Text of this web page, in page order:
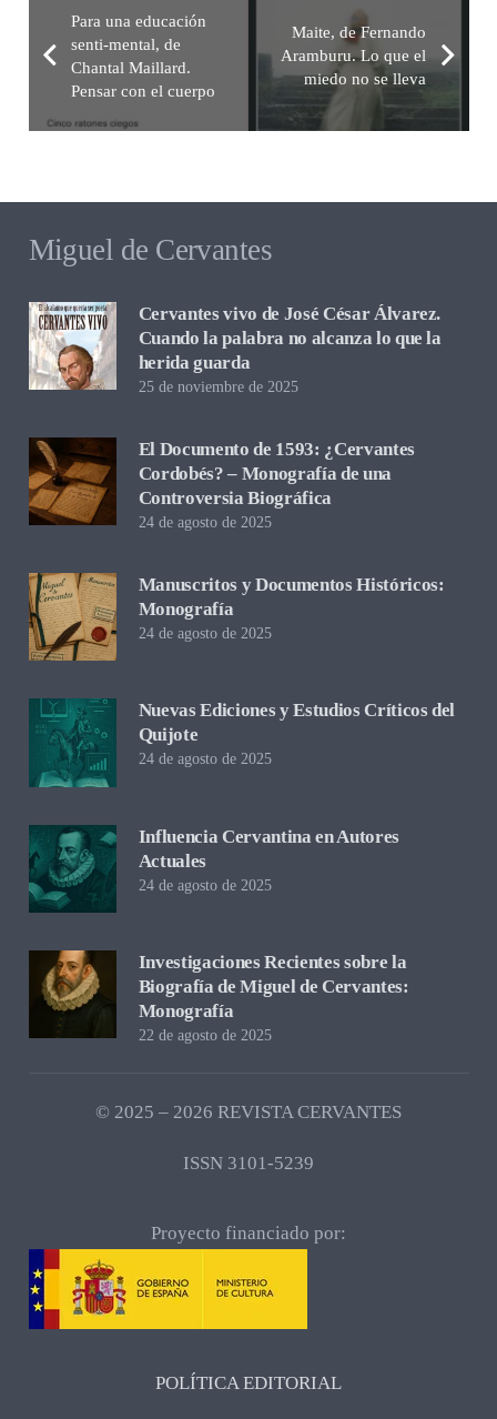
Para una educación
senti-mental, de
Chantal Maillard.
Pensar con el cuerpo
Maite, de Fernando
Aramburu. Lo que el
miedo no se lleva
Miguel de Cervantes
Cervantes vivo de José César Álvarez.
Cuando la palabra no alcanza lo que la
herida guarda
25 de noviembre de 2025
El Documento de 1593: ¿Cervantes
Cordobés? – Monografía de una
Controversia Biográfica
24 de agosto de 2025
Manuscritos y Documentos Históricos:
Monografía
24 de agosto de 2025
Nuevas Ediciones y Estudios Críticos del
Quijote
24 de agosto de 2025
Influencia Cervantina en Autores
Actuales
24 de agosto de 2025
Investigaciones Recientes sobre la
Biografía de Miguel de Cervantes:
Monografía
22 de agosto de 2025
© 2025 – 2026 REVISTA CERVANTES
ISSN 3101-5239
Proyecto financiado por:
POLÍTICA EDITORIAL